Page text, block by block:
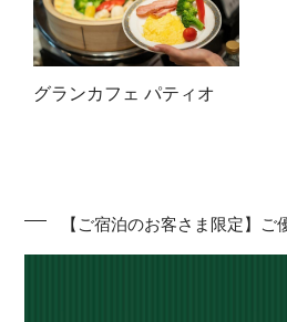
グランカフェ パティオ
【ご宿泊のお客さま限定】